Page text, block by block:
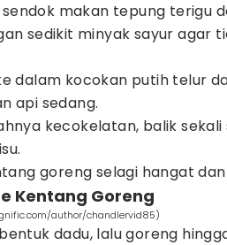
makan tepung terigu
sedikit minyak sayur agar
dalam kocokan putih telur
api sedang.
kecokelatan, balik sekali
goreng selagi hangat
Kentang Goreng
author/chandlervid85)
dadu, lalu goreng